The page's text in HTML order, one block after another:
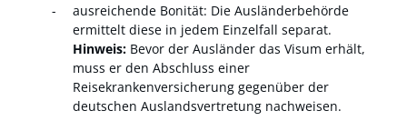
ausreichende Bonität: Die Ausländerbehörde
ermittelt diese in jedem Einzelfall separat.
Hinweis: Bevor der Ausländer das Visum erhält,
muss er den Abschluss einer
Reisekrankenversicherung gegenüber der
deutschen Auslandsvertretung nachweisen.